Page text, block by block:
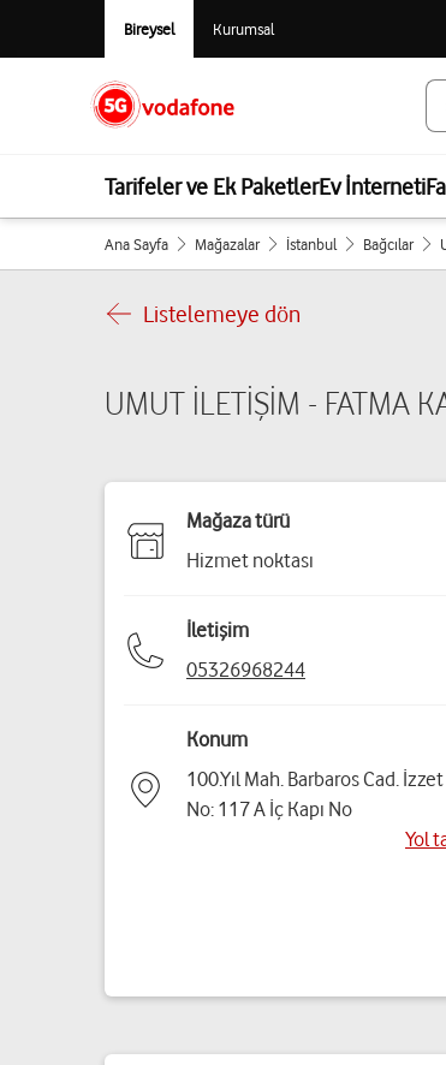
Bireysel Kurumsal
Tarifeler ve Ek PaketlerEv İnterneti
Ana Sayfa Mağazalar İstanbul Bağcılar
Listelemeye dön
UMUT İLETİŞİM - FATMA
Mağaza türü
Hizmet noktası
İletişim
05326968244
Konum
100.Yıl Mah. Barbaros Cad.
No: 117 A İç Kapı No
Yol